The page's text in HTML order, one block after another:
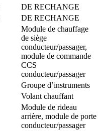
DE RECHANGE
DE RECHANGE
Module de chauffage
de siège
conducteur/passager,
module de commande
CCS
conducteur/passager
Groupe d’instruments
Volant chauffant
Module de rideau
arrière, module de porte
conducteur/passager